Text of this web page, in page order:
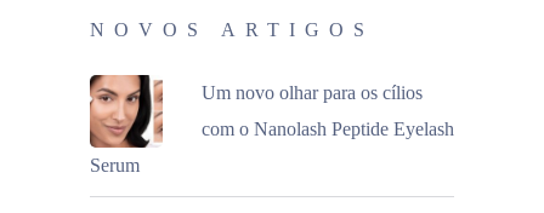
NOVOS ARTIGOS
Um novo olhar para os cílios
com o Nanolash Peptide Eyelash
Serum